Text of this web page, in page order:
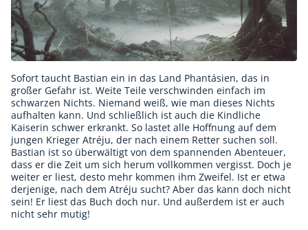
Sofort taucht Bastian ein in das Land Phantásien, das in
großer Gefahr ist. Weite Teile verschwinden einfach im
schwarzen Nichts. Niemand weiß, wie man dieses Nichts
aufhalten kann. Und schließlich ist auch die Kindliche
Kaiserin schwer erkrankt. So lastet alle Hoffnung auf dem
jungen Krieger Atréju, der nach einem Retter suchen soll.
Bastian ist so überwältigt von dem spannenden Abenteuer,
dass er die Zeit um sich herum vollkommen vergisst. Doch je
weiter er liest, desto mehr kommen ihm Zweifel. Ist er etwa
derjenige, nach dem Atréju sucht? Aber das kann doch nicht
sein! Er liest das Buch doch nur. Und außerdem ist er auch
nicht sehr mutig!